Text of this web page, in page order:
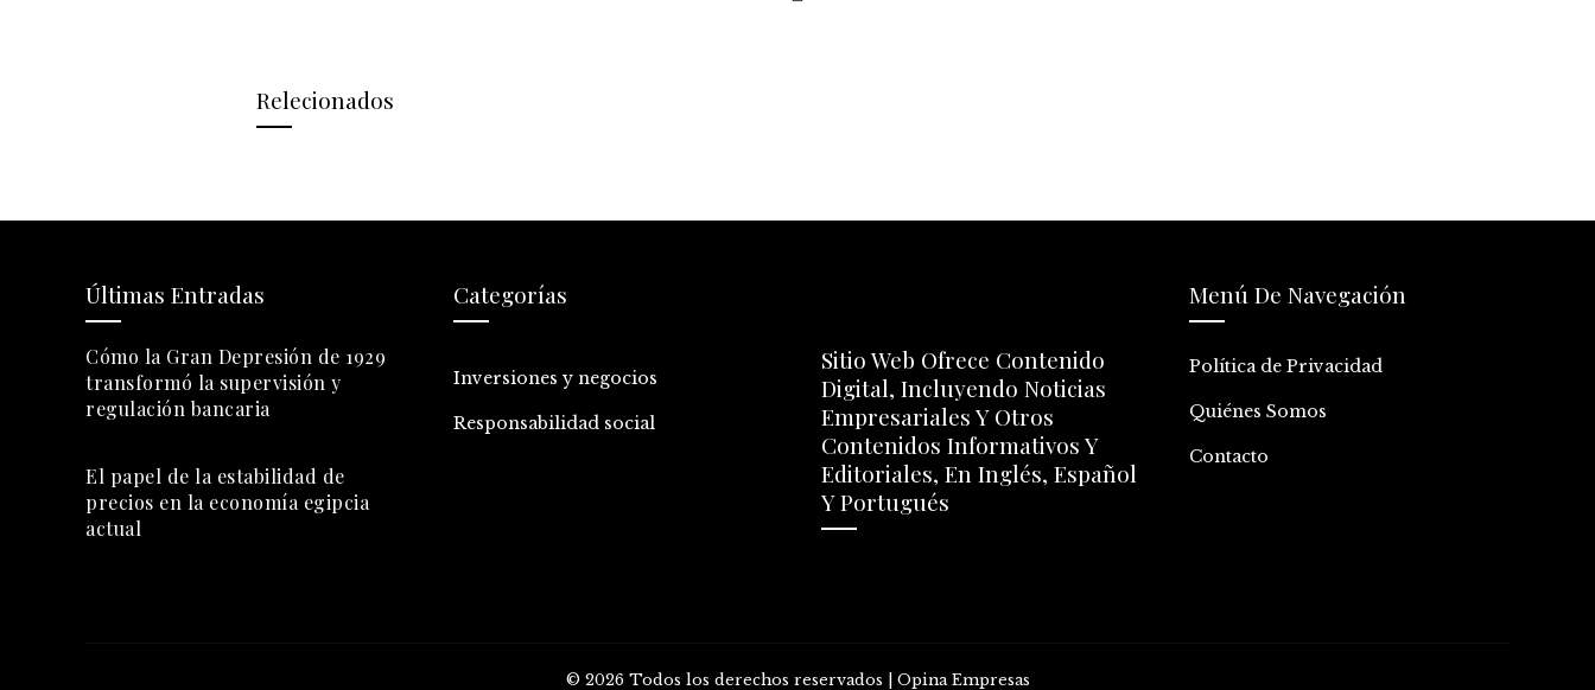
Relecionados
Últimas Entradas
Cómo la Gran Depresión de 1929
transformó la supervisión y
regulación bancaria
El papel de la estabilidad de
precios en la economía egipcia
actual
Categorías
Inversiones y negocios
Responsabilidad social
Sitio Web Ofrece Contenido
Digital, Incluyendo Noticias
Empresariales Y Otros
Contenidos Informativos Y
Editoriales, En Inglés, Español
Y Portugués
Menú De Navegación
Política de Privacidad
Quiénes Somos
Contacto
© 2026 Todos los derechos reservados | Opina Empresas